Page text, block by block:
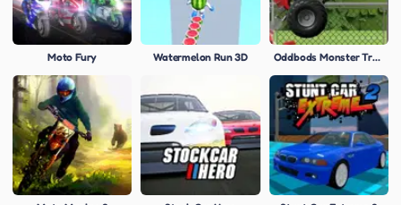
Moto Fury Watermelon Run 3D Oddbods Monster Truck Challenge